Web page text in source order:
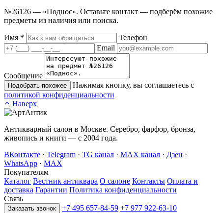
№26126 — «Поднос». Оставьте контакт — подберём похожие
предметы из наличия или поиска.
Имя *
Телефон
Email
Сообщение
Подобрать похожее
Нажимая кнопку, вы соглашаетесь с
политикой конфиденциальности
Наверх
Антикварный салон в Москве. Серебро, фарфор, бронза,
живопись и книги — с 2004 года.
ВКонтакте · Telegram · TG канал · MAX канал · Дзен ·
WhatsApp · MAX
Покупателям
Каталог Вестник антиквара О салоне Контакты Оплата и
доставка Гарантии Политика конфиденциальности
Связь
Заказать звонок +7 495 657-84-59 +7 977 922-63-10